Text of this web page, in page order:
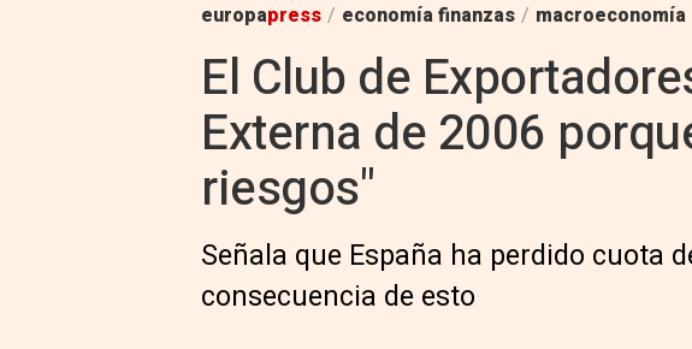
europapress / economía finanzas / macroeconomía
El Club de
Externa de 2006
riesgos"
Señala que España ha perdido cuota
consecuencia de esto